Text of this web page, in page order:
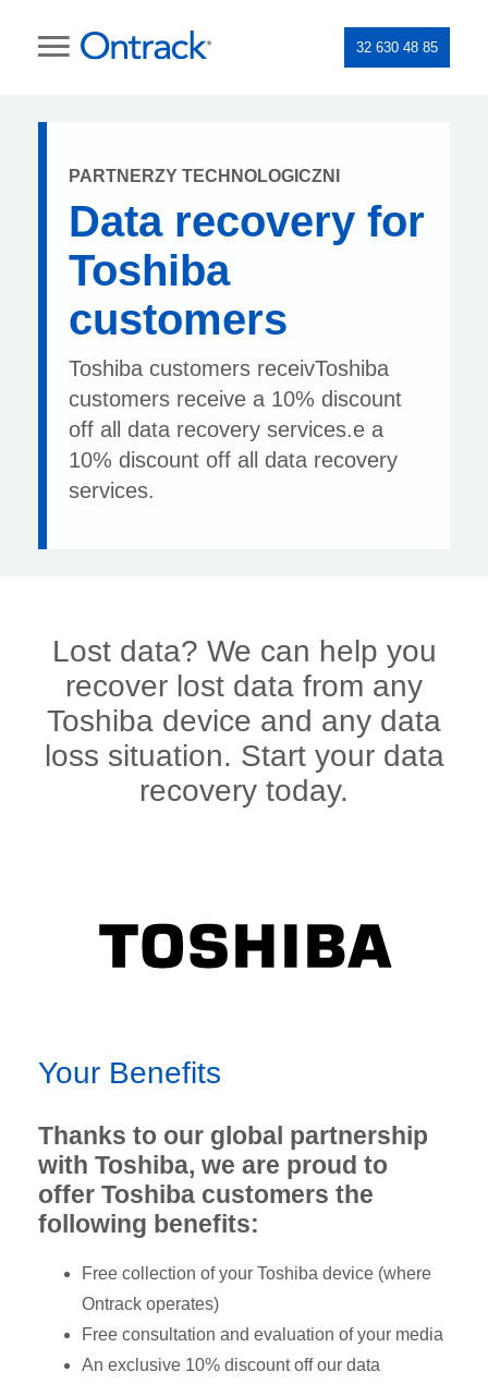
32 630 48 85
PARTNERZY TECHNOLOGICZNI
Data recovery for
Toshiba
customers
Toshiba customers receivToshiba
customers receive a 10% discount
off all data recovery services.e a
10% discount off all data recovery
services.
Lost data? We can help you
recover lost data from any
Toshiba device and any data
loss situation. Start your data
recovery today.
Your Benefits
Thanks to our global partnership
with Toshiba, we are proud to
offer Toshiba customers the
following benefits:
Free collection of your Toshiba device (where
Ontrack operates)
Free consultation and evaluation of your media
An exclusive 10% discount off our data